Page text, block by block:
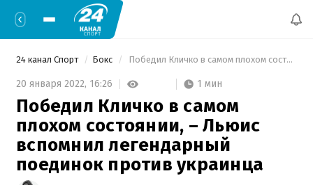
24 канал Спорт Бокс Победил Кличко в самом плохом состоянии, – Льюис вспомнил легендарный поединок против украинца
20 января 2022, 16:26 1 мин
Победил Кличко в самом
плохом состоянии, – Льюис
вспомнил легендарный
поединок против украинца